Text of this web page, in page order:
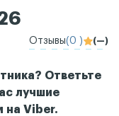
Отзывы(0 ) (—)
Ответьте
лучшие
на Viber.